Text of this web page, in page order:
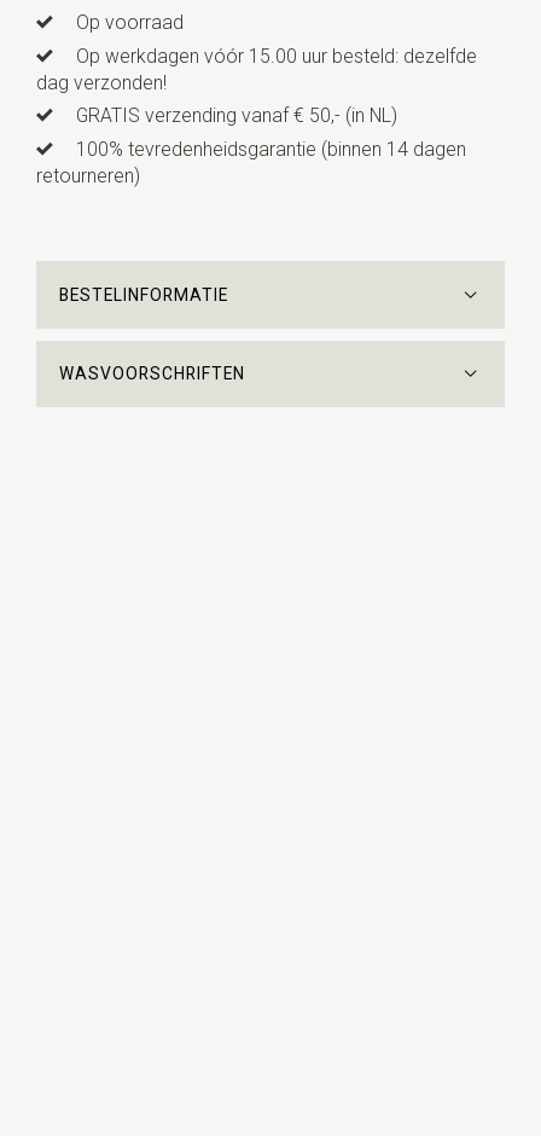
Op voorraad
Op werkdagen vóór 15.00 uur besteld: dezelfde
dag verzonden!
GRATIS verzending vanaf € 50,- (in NL)
100% tevredenheidsgarantie (binnen 14 dagen
retourneren)
BESTELINFORMATIE
WASVOORSCHRIFTEN